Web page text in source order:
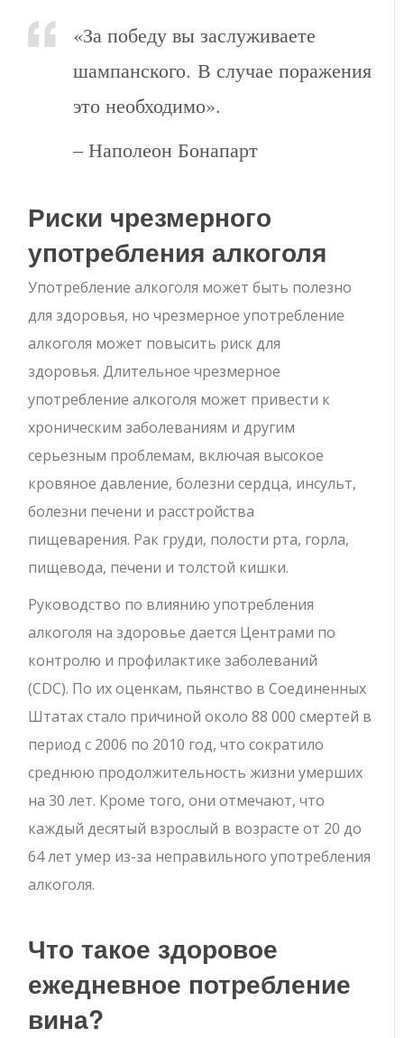
«За победу вы заслуживаете
шампанского. В случае поражения
это необходимо».
– Наполеон Бонапарт
Риски чрезмерного
употребления алкоголя
Употребление алкоголя может быть полезно
для здоровья, но чрезмерное употребление
алкоголя может повысить риск для
здоровья. Длительное чрезмерное
употребление алкоголя может привести к
хроническим заболеваниям и другим
серьезным проблемам, включая высокое
кровяное давление, болезни сердца, инсульт,
болезни печени и расстройства
пищеварения. Рак груди, полости рта, горла,
пищевода, печени и толстой кишки.
Руководство по влиянию употребления
алкоголя на здоровье дается Центрами по
контролю и профилактике заболеваний
(CDC). По их оценкам, пьянство в Соединенных
Штатах стало причиной около 88 000 смертей в
период с 2006 по 2010 год, что сократило
среднюю продолжительность жизни умерших
на 30 лет. Кроме того, они отмечают, что
каждый десятый взрослый в возрасте от 20 до
64 лет умер из-за неправильного употребления
алкоголя.
Что такое здоровое
ежедневное потребление
вина?